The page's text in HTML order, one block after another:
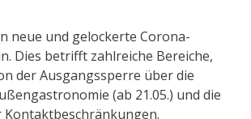
neue und gelockerte Corona-
Dies betrifft zahlreiche Bereiche,
der Ausgangssperre über die
(ab 21.05.) und die
Kontaktbeschränkungen.